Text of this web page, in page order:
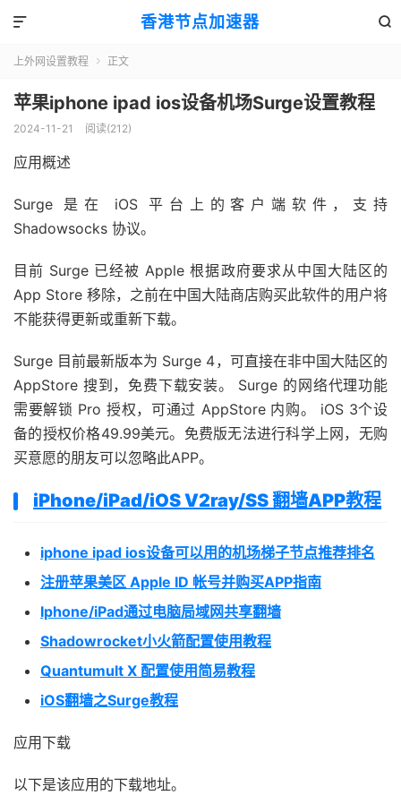
香港节点加速器 

上外网设置教程  正文
苹果iphone ipad ios设备机场Surge设置教程
2024-11-21 阅读(212)
应用概述
Surge 是在 iOS 平台上的客户端软件，支持
Shadowsocks 协议。
目前 Surge 已经被 Apple 根据政府要求从中国大陆区的
App Store 移除，之前在中国大陆商店购买此软件的用户将
不能获得更新或重新下载。
Surge 目前最新版本为 Surge 4，可直接在非中国大陆区的
AppStore 搜到，免费下载安装。 Surge 的网络代理功能
需要解锁 Pro 授权，可通过 AppStore 内购。 iOS 3个设
备的授权价格49.99美元。免费版无法进行科学上网，无购
买意愿的朋友可以忽略此APP。
iPhone/iPad/iOS V2ray/SS 翻墙APP教程
iphone ipad ios设备可以用的机场梯子节点推荐排名
注册苹果美区 Apple ID 帐号并购买APP指南
Iphone/iPad通过电脑局域网共享翻墙
Shadowrocket小火箭配置使用教程
Quantumult X 配置使用简易教程
iOS翻墙之Surge教程
应用下载
以下是该应用的下载地址。